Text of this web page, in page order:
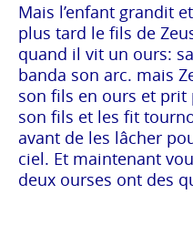
Mais l’enfant grandit
plus tard le fils de
quand il vit un ours:
banda son arc. mais
son fils en ours et prit
son fils et les fit
avant de les lâcher
ciel. Et maintenant
deux ourses ont des